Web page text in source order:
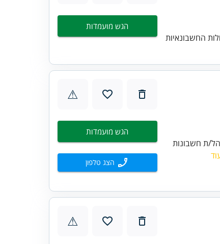
החשבונאיות
הגש מועמדות
לגיל השלישי, סניף תל אביב. עבודה מיד וביד! 1. מנהל/ת חשבונות
⚠
הגש מועמדות
הצג טלפון
⚠